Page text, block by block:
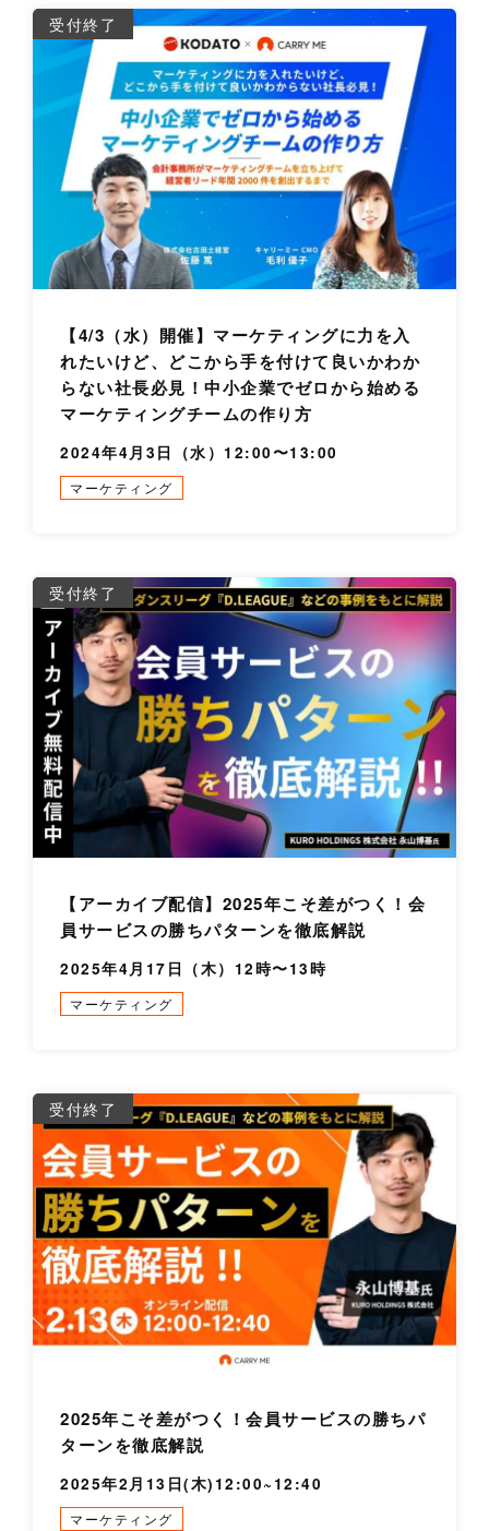
受付終了
【4/3（水）開催】マーケティングに力を入
れたいけど、どこから手を付けて良いかわか
らない社長必見！中小企業でゼロから始める
マーケティングチームの作り方
2024年4月3日（水）12:00〜13:00
マーケティング
受付終了
【アーカイブ配信】2025年こそ差がつく！会
員サービスの勝ちパターンを徹底解説
2025年4月17日（木）12時〜13時
マーケティング
受付終了
2025年こそ差がつく！会員サービスの勝ちパ
ターンを徹底解説
2025年2月13日(木)12:00~12:40
マーケティング